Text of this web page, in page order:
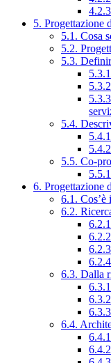
5. Progettazione
5.1. Cosa
5.2.
5.3.
5.4.
5.5. Co-
6. Progettazione
6.1. Cos’è
6.2.
6.3. Dalla
6.4.